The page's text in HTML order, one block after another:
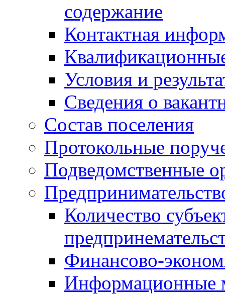
содержание
Контактная
Условия и
Сведения о
Состав поселения
Протокольные
Подведомственные
Количество
Финансово-
Информационные